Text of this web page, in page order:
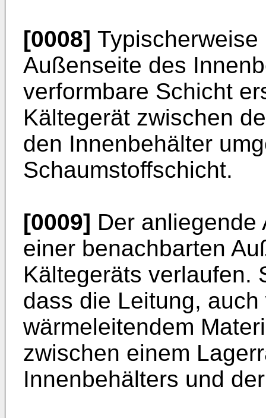
[0008]
Außenseite des
verformbare Schicht
Kältegerät zwischen
den Innenbehälter
Schaumstoffschicht.
[0009] Der
einer benachbarten
Kältegeräts verlaufen.
dass die Leitung,
wärmeleitendem
zwischen einem
Innenbehälters und